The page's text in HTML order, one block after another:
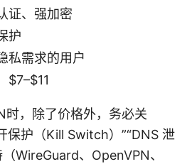
证、强加密
护
私需求的用户
$7–$11
时，除了价格外，务必关
保护（Kill Switch）”“DNS 泄
WireGuard、OpenVPN、